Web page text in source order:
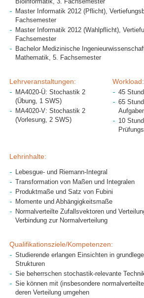
Master Informatik 2012 (Pflicht),
Fachsemester
Master Informatik 2012 (Wahlpflicht),
Fachsemester
Bachelor Medizinische
Mathematik, 5. Fachsemester
Lehrveranstaltungen:
MA4020-Ü: Stochastik 2
(Übung, 1 SWS)
MA4020-V: Stochastik 2
(Vorlesung, 2 SWS)
Workload:
45
65
10
Lehrinhalte:
Lebesgue- und Riemann-Integral
Transformation von Maßen und Integralen
Produktmaße und Satz von Fubini
Momente und Abhängigkeitsmaße
Normalverteilte Zufallsvektoren und
Verbindung zur Normalverteilung
Qualifikationsziele/Kompetenzen:
Studierende erlangen Einsichten in
Strukturen
Sie beherrschen stochastik-relevante
Sie können mit (insbesondere
deren Verteilung umgehen